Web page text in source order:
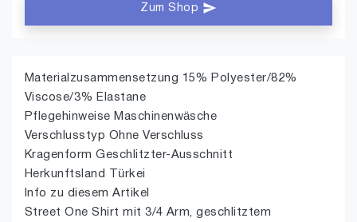
Zum Shop
Materialzusammensetzung 15% Polyester/82%
Viscose/3% Elastane
Pflegehinweise Maschinenwäsche
Verschlusstyp Ohne Verschluss
Kragenform Geschlitzter-Ausschnitt
Herkunftsland Türkei
Info zu diesem Artikel
Street One Shirt mit 3/4 Arm, geschlitztem